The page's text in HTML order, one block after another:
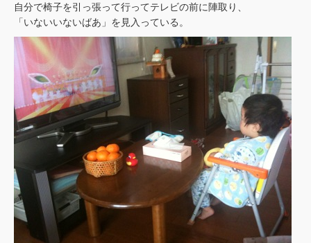
自分で椅子を引っ張って行ってテレビの前に陣取り、
「いないいないばあ」を見入っている。